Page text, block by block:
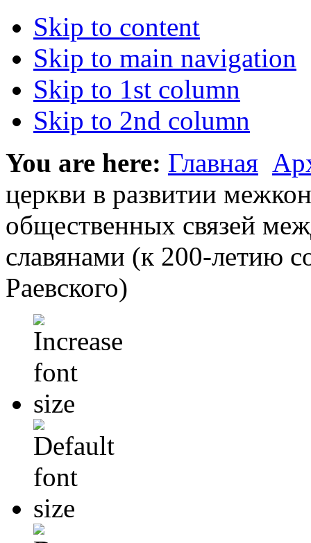
Skip to content
Skip to main navigation
Skip to 1st column
Skip to 2nd column
You are here: Главная
церкви в развитии
общественных связей
славянами (к 200-летию
Раевского)